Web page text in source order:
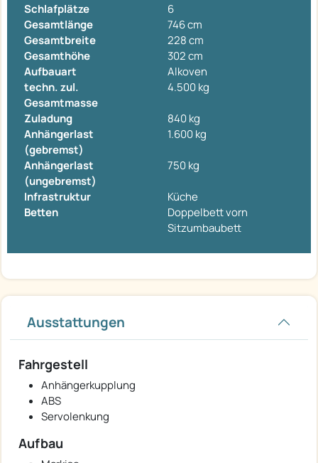
Schlafplätze
6
Gesamtlänge
746 cm
Gesamtbreite
228 cm
Gesamthöhe
302 cm
Aufbauart
Alkoven
techn. zul.
Gesamtmasse
4.500 kg
Zuladung
840 kg
Anhängerlast
(gebremst)
1.600 kg
Anhängerlast
(ungebremst)
750 kg
Infrastruktur
Küche
Betten
Doppelbett vorn
Sitzumbaubett
Ausstattungen
Fahrgestell
Anhängerkupplung
ABS
Servolenkung
Aufbau